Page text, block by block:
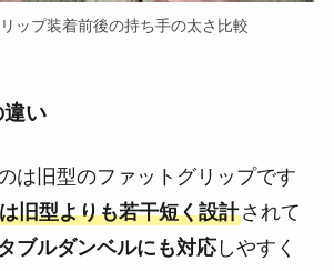
ップ装着前後の持ち手の太さ比較
い
は旧型のファットグリップです
旧型よりも若干短く設計されて
ブルダンベルにも対応しやすく